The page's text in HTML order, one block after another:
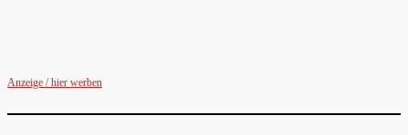
Anzeige / hier werben